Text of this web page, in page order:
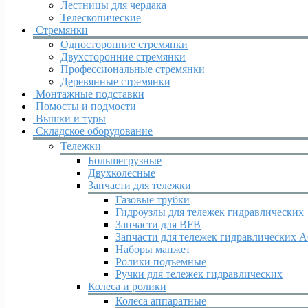
Лестницы для чердака
Телескопические
Стремянки
Односторонние стремянки
Двухсторонние стремянки
Профессиональные стремянки
Деревянные стремянки
Монтажные подставки
Помосты и подмости
Вышки и туры
Складское оборудование
Тележки
Большегрузные
Двухколесные
Запчасти для тележки
Газовые трубки
Гидроузлы для тележек гидравлических
Запчасти для BFB
Запчасти для тележек гидравлических
Наборы манжет
Ролики подъемные
Ручки для тележек гидравлических
Колеса и ролики
Колеса аппаратные